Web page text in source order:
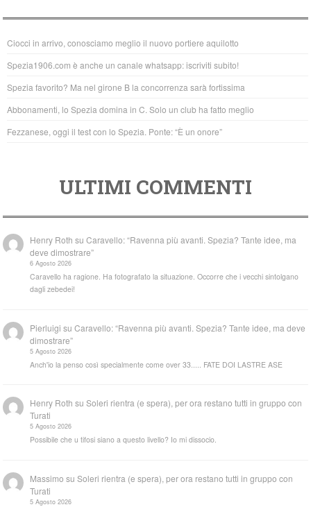
e
b
o
o
k
er s
A
p
p
Ciocci in arrivo, conosciamo meglio il nuovo portiere aquilotto
Spezia1906.com è anche un canale whatsapp: iscriviti subito!
Spezia favorito? Ma nel girone B la concorrenza sarà fortissima
Abbonamenti, lo Spezia domina in C. Solo un club ha fatto meglio
Fezzanese, oggi il test con lo Spezia. Ponte: “È un onore”
ULTIMI COMMENTI
Henry Roth suCaravello: “Ravenna più avanti. Spezia? Tante idee, ma
deve dimostrare”
6 Agosto 2026
Caravello ha ragione. Ha fotografato la situazione. Occorre che i vecchi sintolgano
dagli zebedei!
Pierluigi suCaravello: “Ravenna più avanti. Spezia? Tante idee, ma deve
dimostrare”
5 Agosto 2026
Anch'io la penso così specialmente come over 33..... FATE DOI LASTRE ASE
Henry Roth suSoleri rientra (e spera), per ora restano tutti in gruppo con
Turati
5 Agosto 2026
Possibile che u tifosi siano a questo livello? Io mi dissocio.
Massimo suSoleri rientra (e spera), per ora restano tutti in gruppo con
Turati
5 Agosto 2026